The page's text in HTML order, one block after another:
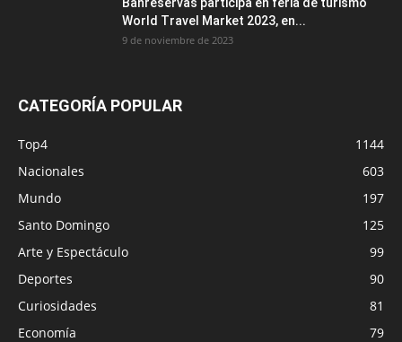
World Travel Market 2023, en...
9 de noviembre de 2023
CATEGORÍA POPULAR
Top4
1144
Nacionales
603
Mundo
197
Santo Domingo
125
Arte y Espectáculo
99
Deportes
90
Curiosidades
81
Economía
79